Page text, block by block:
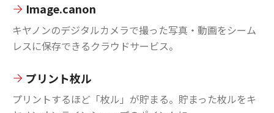
Image.canon
キヤノンのデジタルカメラで撮った写真・動画をシーム
レスに保存できるクラウドサービス。
プリント枚ル
プリントするほど「枚ル」が貯まる。貯まった枚ルをキ